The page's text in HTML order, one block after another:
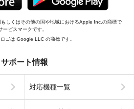
しくはその他の国や地域におけるApple Inc.の商標で
ビスマークです。
ゴは Google LLC の商標です。
サポート情報
対応機種一覧